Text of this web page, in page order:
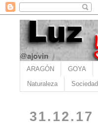
ARAGÓN GOYA
Naturaleza Sociedad
31.12.17